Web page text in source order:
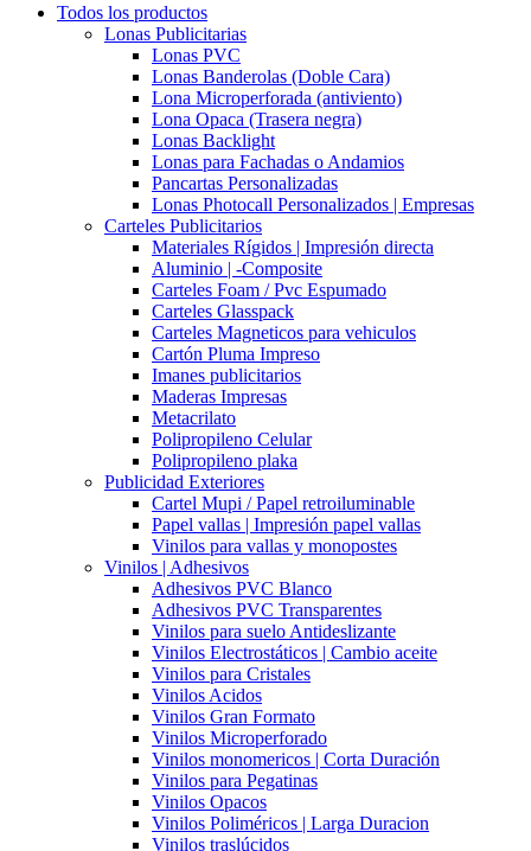
Todos los productos
Lonas Publicitarias
Lonas PVC
Lonas Banderolas (Doble Cara)
Lona Microperforada (antiviento)
Lona Opaca (Trasera negra)
Lonas Backlight
Lonas para Fachadas o Andamios
Pancartas Personalizadas
Lonas Photocall Personalizados | Empresas
Carteles Publicitarios
Materiales Rígidos | Impresión directa
Aluminio | -Composite
Carteles Foam / Pvc Espumado
Carteles Glasspack
Carteles Magneticos para vehiculos
Cartón Pluma Impreso
Imanes publicitarios
Maderas Impresas
Metacrilato
Polipropileno Celular
Polipropileno plaka
Publicidad Exteriores
Cartel Mupi / Papel retroiluminable
Papel vallas | Impresión papel vallas
Vinilos para vallas y monopostes
Vinilos | Adhesivos
Adhesivos PVC Blanco
Adhesivos PVC Transparentes
Vinilos para suelo Antideslizante
Vinilos Electrostáticos | Cambio aceite
Vinilos para Cristales
Vinilos Acidos
Vinilos Gran Formato
Vinilos Microperforado
Vinilos monomericos | Corta Duración
Vinilos para Pegatinas
Vinilos Opacos
Vinilos Poliméricos | Larga Duracion
Vinilos traslúcidos